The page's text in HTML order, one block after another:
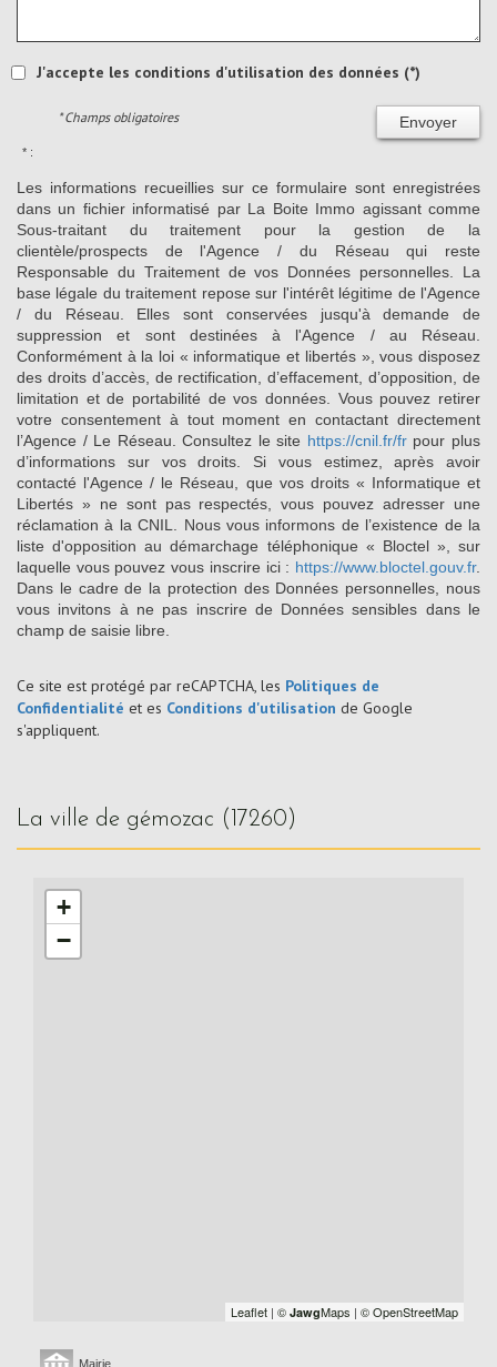
J'accepte les conditions d'utilisation des données (*)
Envoyer
* Champs obligatoires
* :
Les informations recueillies sur ce formulaire sont enregistrées
dans un fichier informatisé par La Boite Immo agissant comme
Sous-traitant du traitement pour la gestion de la
clientèle/prospects de l'Agence / du Réseau qui reste
Responsable du Traitement de vos Données personnelles. La
base légale du traitement repose sur l'intérêt légitime de l'Agence
/ du Réseau. Elles sont conservées jusqu'à demande de
suppression et sont destinées à l'Agence / au Réseau.
Conformément à la loi « informatique et libertés », vous disposez
des droits d’accès, de rectification, d’effacement, d’opposition, de
limitation et de portabilité de vos données. Vous pouvez retirer
votre consentement à tout moment en contactant directement
l’Agence / Le Réseau. Consultez le site https://cnil.fr/frpour plus
d’informations sur vos droits. Si vous estimez, après avoir
contacté l'Agence / le Réseau, que vos droits « Informatique et
Libertés » ne sont pas respectés, vous pouvez adresser une
réclamation à la CNIL. Nous vous informons de l’existence de la
liste d'opposition au démarchage téléphonique « Bloctel », sur
laquelle vous pouvez vous inscrire ici : https://www.bloctel.gouv.fr.
Dans le cadre de la protection des Données personnelles, nous
vous invitons à ne pas inscrire de Données sensibles dans le
champ de saisie libre.
Ce site est protégé par reCAPTCHA, les Politiques de
Confidentialité et es Conditions d'utilisation de Google
s'appliquent.
la ville de gémozac (17260)
+
−
Leaflet | © JawgMaps | © OpenStreetMap
Mairie